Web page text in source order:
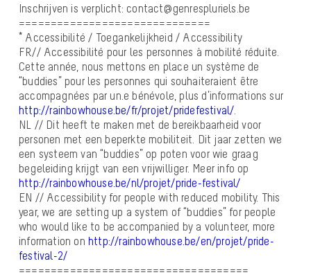
Inschrijven is verplicht: contact@genrespluriels.be
==============================
* Accessibilité / Toegankelijkheid / Accessibility
FR// Accessibilité pour les personnes à mobilité réduite.
Cette année, nous mettons en place un système de
“buddies” pour les personnes qui souhaiteraient être
accompagnées par un.e bénévole, plus d’informations sur
http://rainbowhouse.be/fr/projet/pridefestival/.
NL // Dit heeft te maken met de bereikbaarheid voor
personen met een beperkte mobiliteit. Dit jaar zetten we
een systeem van “buddies” op poten voor wie graag
begeleiding krijgt van een vrijwilliger. Meer info op
http://rainbowhouse.be/nl/projet/pride-festival/
EN // Accessibility for people with reduced mobility. This
year, we are setting up a system of “buddies” for people
who would like to be accompanied by a volunteer, more
information on http://rainbowhouse.be/en/projet/pride-
festival-2/
====================================